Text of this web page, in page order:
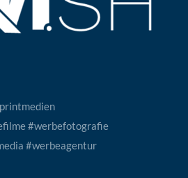
#werbefotografie
#werbeagentur